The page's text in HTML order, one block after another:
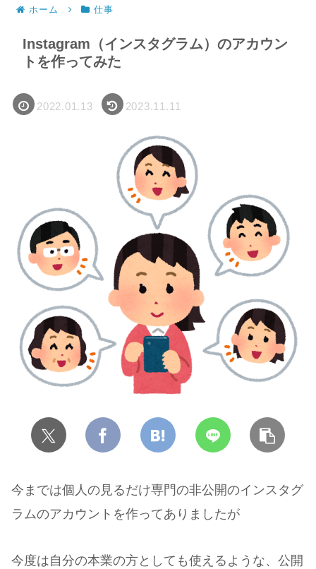
ホーム 仕事
Instagram（インスタグラム）のアカウン
トを作ってみた
2022.01.13 2023.11.11
今までは個人の見るだけ専門の非公開のインスタグ
ラムのアカウントを作ってありましたが
今度は自分の本業の方としても使えるような、公開